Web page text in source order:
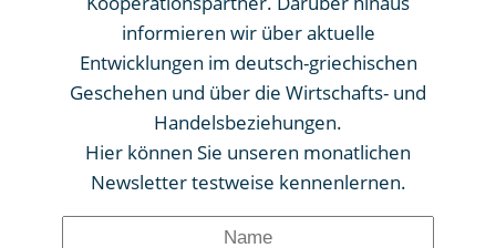
informieren wir über aktuelle
Entwicklungen im deutsch-griechischen
Geschehen und über die Wirtschafts- und
Handelsbeziehungen.
Hier können Sie unseren monatlichen
Newsletter testweise kennenlernen.